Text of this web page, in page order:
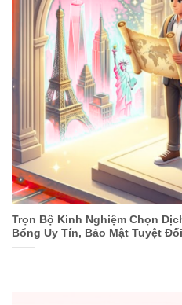
Trọn Bộ Kinh Nghiệm Chọn
Bổng Uy Tín, Bảo Mật Tuyệt Đối